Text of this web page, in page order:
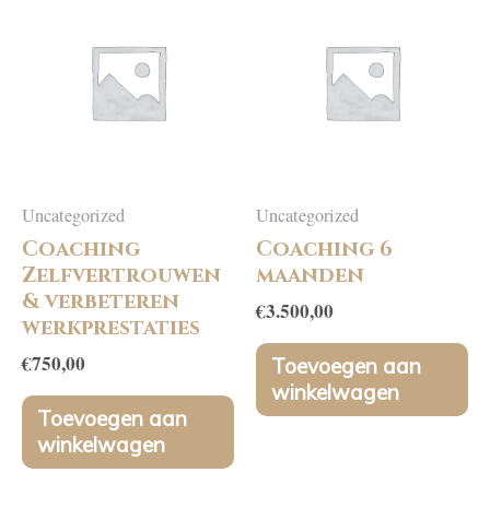
Uncategorized
Coaching
Zelfvertrouwen
& verbeteren
werkprestaties
€750,00
Toevoegen aan
winkelwagen
Uncategorized
Coaching 6
maanden
€3.500,00
Toevoegen aan
winkelwagen